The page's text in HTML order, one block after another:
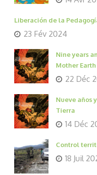
Liberación de la
23 Fév 2024
Nine years
Mother Earth
22 Déc
Nueve años
Tierra
14 Déc
Control
18 Juil